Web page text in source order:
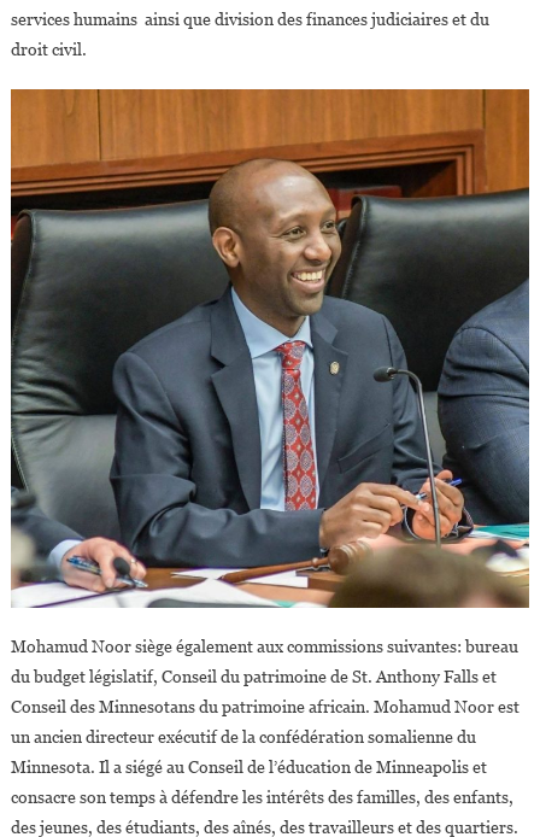
services humains ainsi que division des finances judiciaires et du
droit civil.
Mohamud Noor siège également aux commissions suivantes: bureau
du budget législatif, Conseil du patrimoine de St. Anthony Falls et
Conseil des Minnesotans du patrimoine africain. Mohamud Noor est
un ancien directeur exécutif de la confédération somalienne du
Minnesota. Il a siégé au Conseil de l’éducation de Minneapolis et
consacre son temps à défendre les intérêts des familles, des enfants,
des jeunes, des étudiants, des aînés, des travailleurs et des quartiers.